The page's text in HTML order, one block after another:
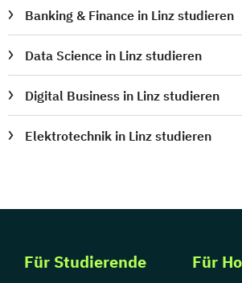
Personalentwicklung
Personalmanagement
Personalmanagement (DE/EN)
Pflegemanagement
Physiotherapie
Verwaltungsfachangestellte
Banking & Finance in Linz studieren
Data Science in Linz studieren
Digital Business in Linz studieren
Elektrotechnik in Linz studieren
Für Studierende Für